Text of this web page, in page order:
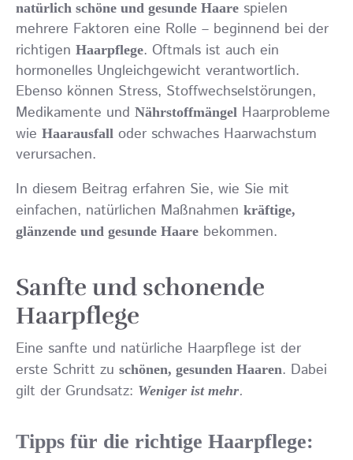
natürlich schöne und gesunde Haare spielen
mehrere Faktoren eine Rolle – beginnend bei der
richtigen Haarpflege. Oftmals ist auch ein
hormonelles Ungleichgewicht verantwortlich.
Ebenso können Stress, Stoffwechselstörungen,
Medikamente und Nährstoffmängel Haarprobleme
wie Haarausfall oder schwaches Haarwachstum
verursachen.
In diesem Beitrag erfahren Sie, wie Sie mit
einfachen, natürlichen Maßnahmen kräftige,
glänzende und gesunde Haare bekommen.
Sanfte und schonende
Haarpflege
Eine sanfte und natürliche Haarpflege ist der
erste Schritt zu schönen, gesunden Haaren. Dabei
gilt der Grundsatz: Weniger ist mehr.
Tipps für die richtige Haarpflege: